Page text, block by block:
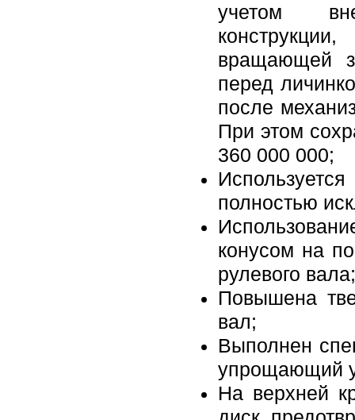
учетом
вращающей
перед
после
При этом
360 000 000;
полностью
конусом на
рулевого вала;
Повышена
вал;
Выполнен
упрощающий
На верхней